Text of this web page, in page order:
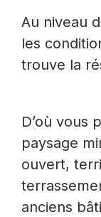
Au niveau
les
trouve la
D’où vous
paysage
ouvert,
anciens